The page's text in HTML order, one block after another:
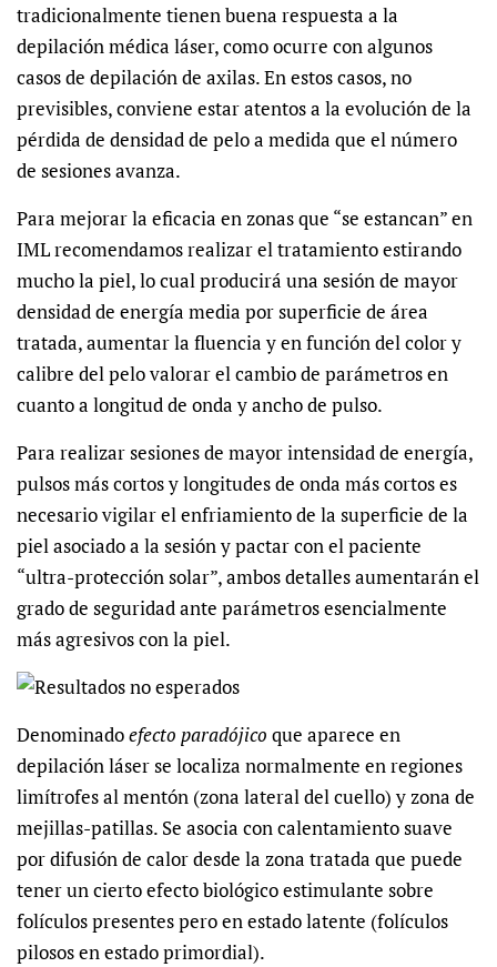
tradicionalmente tienen buena respuesta a la
depilación médica láser, como ocurre con algunos
casos de depilación de axilas. En estos casos, no
previsibles, conviene estar atentos a la evolución de la
pérdida de densidad de pelo a medida que el número
de sesiones avanza.
Para mejorar la eficacia en zonas que “se estancan” en
IML recomendamos realizar el tratamiento estirando
mucho la piel, lo cual producirá una sesión de mayor
densidad de energía media por superficie de área
tratada, aumentar la fluencia y en función del color y
calibre del pelo valorar el cambio de parámetros en
cuanto a longitud de onda y ancho de pulso.
Para realizar sesiones de mayor intensidad de energía,
pulsos más cortos y longitudes de onda más cortos es
necesario vigilar el enfriamiento de la superficie de la
piel asociado a la sesión y pactar con el paciente
“ultra-protección solar”, ambos detalles aumentarán el
grado de seguridad ante parámetros esencialmente
más agresivos con la piel.
Denominadoefecto paradójico que aparece en
depilación láser se localiza normalmente en regiones
limítrofes al mentón (zona lateral del cuello) y zona de
mejillas-patillas. Se asocia con calentamiento suave
por difusión de calor desde la zona tratada que puede
tener un cierto efecto biológico estimulante sobre
folículos presentes pero en estado latente (folículos
pilosos en estado primordial).